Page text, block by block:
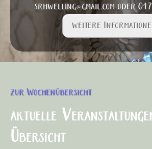
srhwelling@gmail.com oder
weitere
zur Wochenübersicht
aktuelle
Übersicht